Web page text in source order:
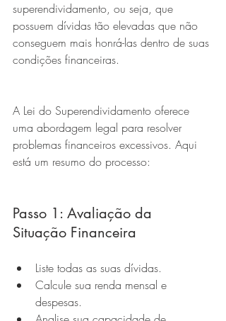
superendividamento, ou seja, que
possuem dívidas tão elevadas que não
conseguem mais honrá-las dentro de suas
condições financeiras.
A Lei do Superendividamento oferece
uma abordagem legal para resolver
problemas financeiros excessivos. Aqui
está um resumo do processo:
Passo 1: Avaliação da
Situação Financeira
Liste todas as suas dívidas.
Calcule sua renda mensal e
despesas.